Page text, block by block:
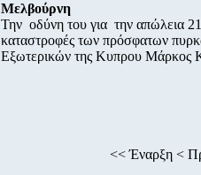
Μελβούρνη
Την οδύνη του για την απώλεια
καταστροφές των πρόσφατων
Εξωτερικών της Κυπρου Μάρκος
<<Έναρξη <